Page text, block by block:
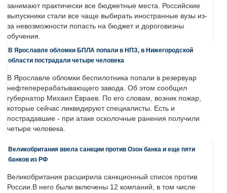
занимают практически все бюджетные места. Российские
выпускники стали все чаще выбирать иностранные вузы из-
за невозможности попасть на бюджет и дороговизны
обучения.
В Ярославле обломки БПЛА попали в НПЗ, в Нижегородской
области пострадали четыре человека
В Ярославле обломки беспилотника попали в резервуар
нефтеперерабатывающего завода. Об этом сообщил
губернатор Михаил Евраев. По его словам, возник пожар,
которые сейчас ликвидируют специалисты. Есть и
пострадавшие - при атаке осколочные ранения получили
четыре человека.
Великобритания ввела санкции против Озон банка и еще пяти
банков из РФ
Великобритания расширила санкционный список против
России.В него были включены 12 компаний, в том числе